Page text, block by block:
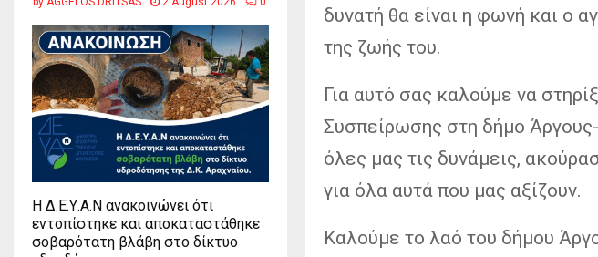
δυνατή θα είναι η φωνή και ο
της ζωής του.
Για αυτό σας καλούμε να
Συσπείρωσης στη δήμο
όλες μας τις δυνάμεις,
για όλα αυτά που μας αξίζουν.
Καλούμε το λαό του δήμου
Η Δ.Ε.Υ.Α.Ν ανακοινώνει ότι
εντοπίστηκε και αποκαταστάθηκε
σοβαρότατη βλάβη στο δίκτυο